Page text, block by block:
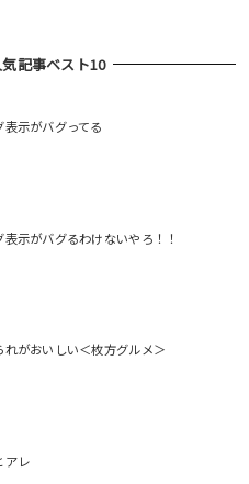
記事ベスト10
示がバグってる
示がバグるわけないやろ！！
がおいしい＜枚方グルメ＞
アレ